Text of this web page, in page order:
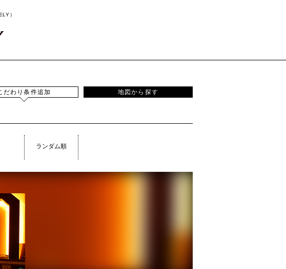
）
だわり条件追加 地図から探す
ランダム順